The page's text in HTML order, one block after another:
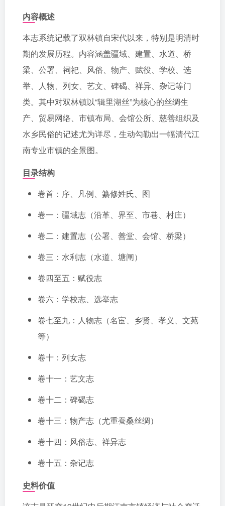
内容概述
本志系统记载了双林镇自宋代以来，特别是明清时
期的发展历程。内容涵盖疆域、建置、水道、桥
梁、公署、祠祀、风俗、物产、赋役、学校、选
举、人物、列女、艺文、碑碣、祥异、杂记等门
类。其中对双林镇以“辑里湖丝”为核心的丝绸生
产、贸易网络、市镇布局、会馆公所、慈善组织及
水乡民俗的记述尤为详尽，生动勾勒出一幅清代江
南专业市镇的全景图。
目录结构
卷首：序、凡例、纂修姓氏、图
卷一：疆域志（沿革、界至、市巷、村庄）
卷二：建置志（公署、善堂、会馆、桥梁）
卷三：水利志（水道、塘闸）
卷四至五：赋役志
卷六：学校志、选举志
卷七至九：人物志（名宦、乡贤、孝义、文苑
等）
卷十：列女志
卷十一：艺文志
卷十二：碑碣志
卷十三：物产志（尤重蚕桑丝绸）
卷十四：风俗志、祥异志
卷十五：杂记志
史料价值